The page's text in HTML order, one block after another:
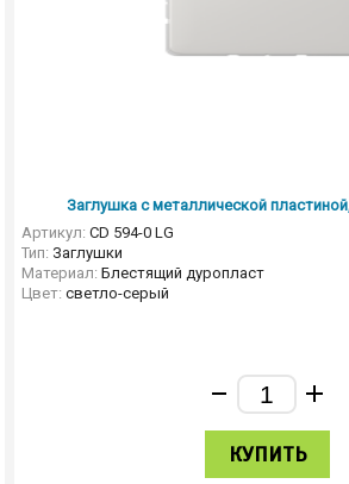
Заглушка с металлической
Артикул: CD 594-0 LG
Тип: Заглушки
Материал: Блестящий дуропласт
Цвет: светло-серый
КУПИТЬ